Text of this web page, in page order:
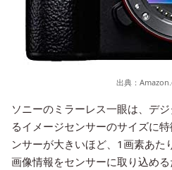
出典：
ソニーのミラーレス一眼は、デ
るイメージセンサーのサイズに
ンサーが大きいほど、1画素あた
画像情報をセンサーに取り込め